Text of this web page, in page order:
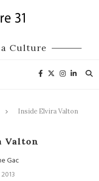
Culture
Inside Elvira Valton
Valton
Gac